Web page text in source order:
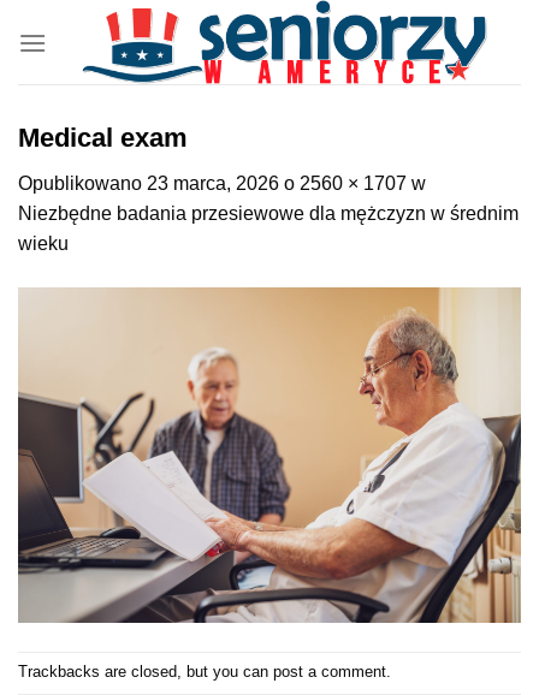
zawartości
Medical exam
Opublikowano 23 marca, 2026 o 2560 × 1707 w
Niezbędne badania przesiewowe dla mężczyzn w średnim
wieku
Trackbacks are closed, but you can post a comment.